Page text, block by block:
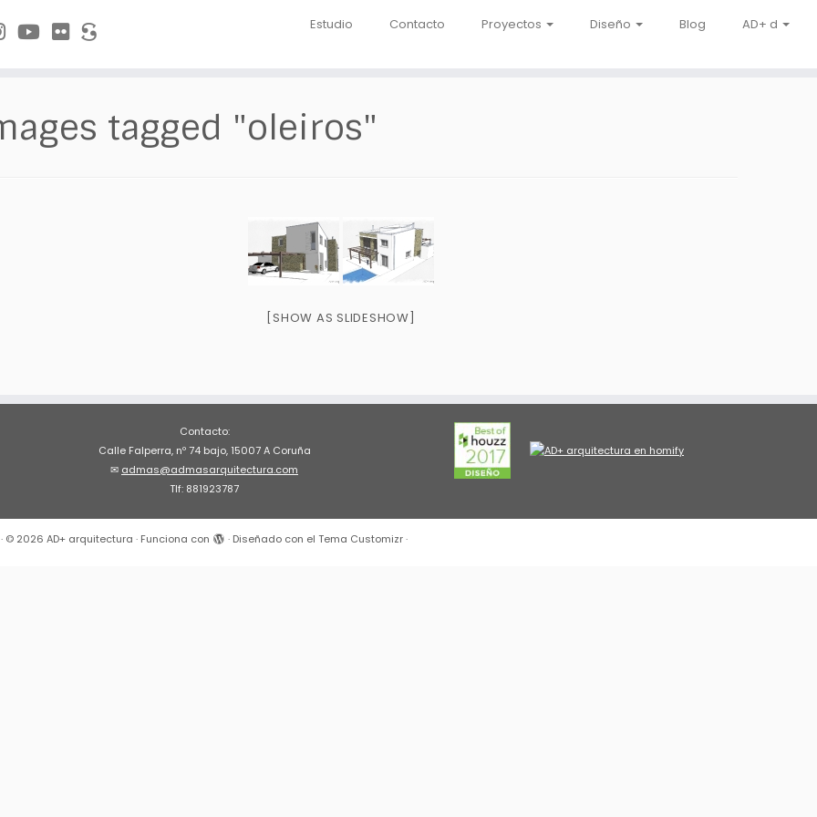
Estudio Contacto Proyectos Diseño Blog AD+ d
tagged "oleiros"
[SHOW AS SLIDESHOW]
Contacto:
Calle Falperra, nº 74 bajo, 15007 A Coruña
✉ admas@admasarquitectura.com
Tlf: 881923787
· © 2026 AD+ arquitectura · Funciona con · Diseñado con el Tema Customizr·